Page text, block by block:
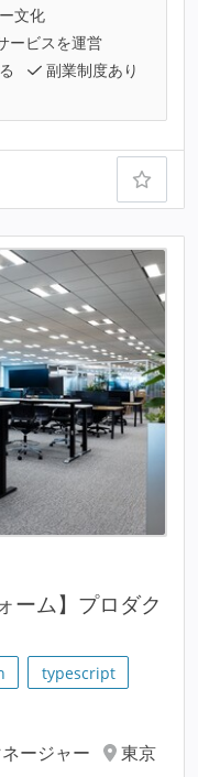
文化
ービスを運営
副業制度あり
ーム】プロダク
typescript
ージャー 東京